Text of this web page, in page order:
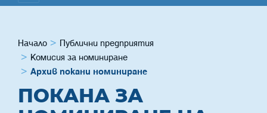
Начало
Публични предприятия
Комисия за номиниране
Архив покани номиниране
ПОКАНА ЗА